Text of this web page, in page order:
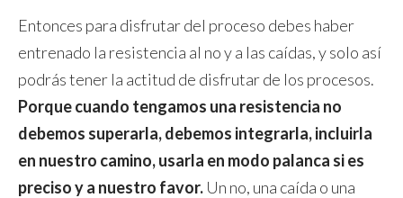
Entonces para disfrutar del proceso debes haber
entrenado la resistencia al no y a las caídas, y solo así
podrás tener la actitud de disfrutar de los procesos.
Porque cuando tengamos una resistencia no
debemos superarla, debemos integrarla, incluirla
en nuestro camino, usarla en modo palanca si es
preciso y a nuestro favor. Un no, una caída o una